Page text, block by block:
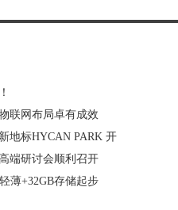
联网布局卓有成效
地标HYCAN PARK 开
端研讨会顺利召开
薄+32GB存储起步